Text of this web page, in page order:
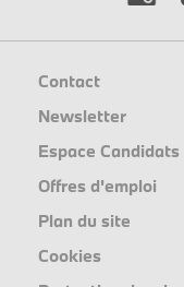
Contact
Newsletter
Espace Candidats
Offres d'emploi
Plan du site
Cookies